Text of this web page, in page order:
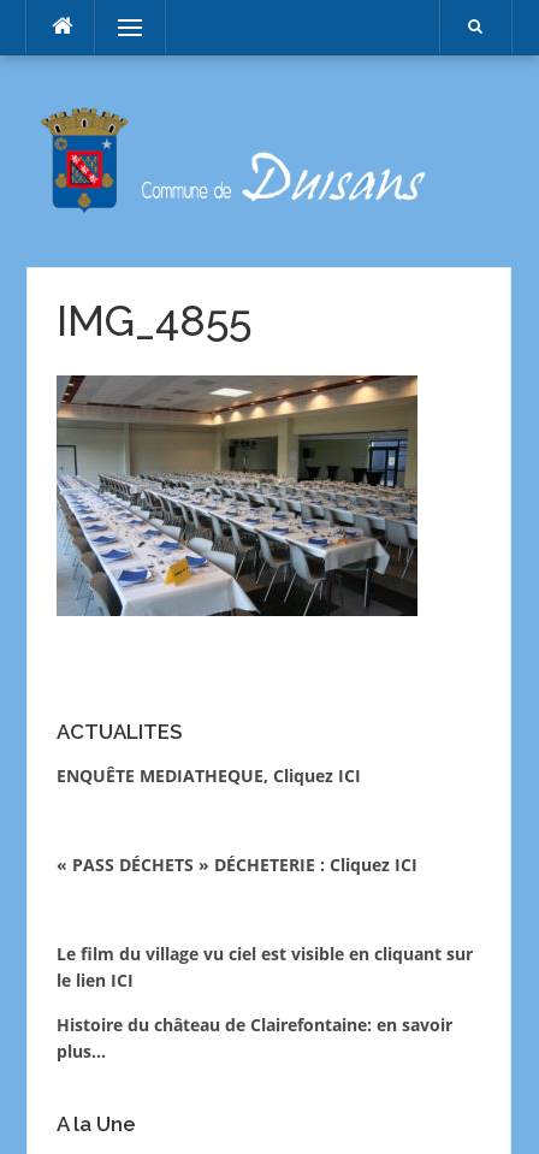
Menu
IMG_4855
ACTUALITES
ENQUÊTE MEDIATHEQUE, Cliquez ICI
« PASS DÉCHETS » DÉCHETERIE : Cliquez ICI
Le film du village vu ciel est visible en cliquant sur
le lien ICI
Histoire du château de Clairefontaine: en savoir
plus…
A la Une